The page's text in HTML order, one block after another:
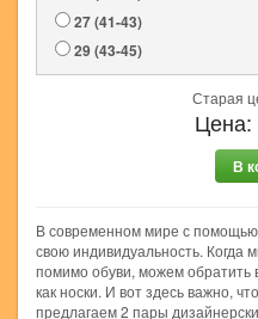
27 (41-43)
29 (43-45)
Старая
Цена:
В
В современном мире с
свою индивидуальность. Когда
помимо обуви, можем обратить
как носки. И вот здесь важно,
предлагаем 2 пары